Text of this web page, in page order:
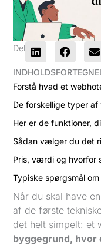
Del
Forstå hvad et
De forskellige typer af
Her er de funktioner,
Sådan vælger du det
Pris, værdi og hvorfor
Typiske spørgsmål
Når du skal have
af de første
det helt simpelt: et
byggegrund, hvor